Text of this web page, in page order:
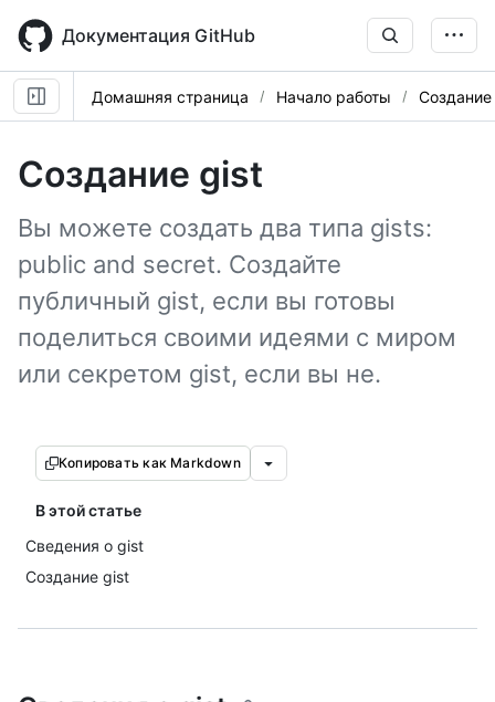
main
content
Документация GitHub
Домашняя страница Начало работы
Создание gist
Вы можете создать два типа gists:
public and secret. Создайте
публичный gist, если вы готовы
поделиться своими идеями с миром
или секретом gist, если вы не.
Копировать как Markdown
В этой статье
Сведения о gist
Создание gist